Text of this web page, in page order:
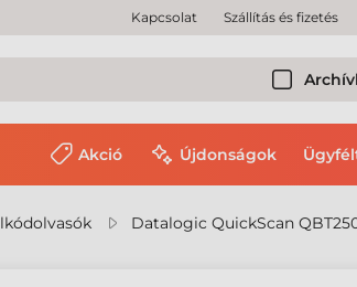
Kapcsolat Szállítás és fizetés
Akció Újdonságok
Datalogic QuickScan